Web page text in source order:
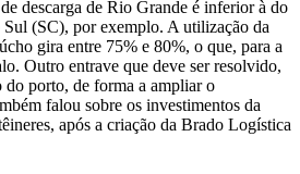
descarga de Rio Grande é inferior à do
(SC), por exemplo. A utilização da
gira entre 75% e 80%, o que, para a
Outro entrave que deve ser resolvido,
do porto, de forma a ampliar o
falou sobre os investimentos da
após a criação da Brado Logística